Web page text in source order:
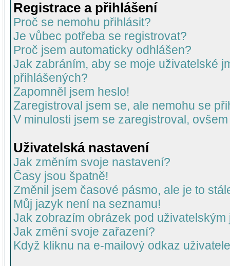
Registrace a přihlášení
Proč se nemohu přihlásit?
Je vůbec potřeba se registrovat?
Proč jsem automaticky odhlášen?
Jak zabráním, aby se moje uživatelské
přihlášených?
Zapomněl jsem heslo!
Zaregistroval jsem se, ale nemohu se
V minulosti jsem se zaregistroval,
Uživatelská nastavení
Jak změním svoje nastavení?
Časy jsou špatně!
Změnil jsem časové pásmo, ale je to
Můj jazyk není na seznamu!
Jak zobrazím obrázek pod uživatelským
Jak změní svoje zařazení?
Když kliknu na e-mailový odkaz